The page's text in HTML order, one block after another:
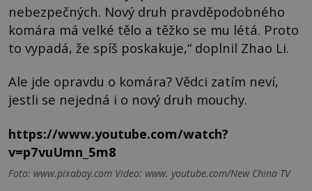
nebezpečných. Nový druh pravděpodobného
komára má velké tělo a těžko se mu létá. Proto
to vypadá, že spíš poskakuje,“ doplnil Zhao Li.
Ale jde opravdu o komára? Vědci zatím neví,
jestli se nejedná i o nový druh mouchy.
https://www.youtube.com/watch?
v=p7vuUmn_5m8
Foto: www.pixabay.com Video: www. youtube.com/New China TV